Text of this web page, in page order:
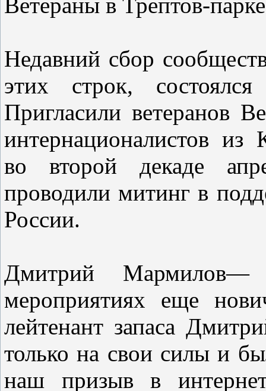
Недавний сбор
этих строк,
Пригласили ветеранов
интернационалистов
во второй декаде
проводили митинг в
России.
Дмитрий
мероприятиях еще
лейтенант запаса
только на свои силы и
наш призыв в